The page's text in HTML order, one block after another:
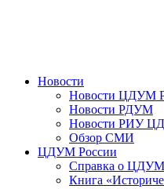
Новости
Новости ЦДУМ
Новости РДУМ
Новости РИУ
Обзор СМИ
ЦДУМ России
Справка о ЦДУМ
Книга